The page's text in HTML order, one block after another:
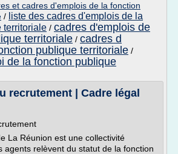
et cadres d'emplois de la fonction
/ liste des cadres d'emplois de la
territoriale / cadres d'emplois de
territoriale / cadres d
publique territoriale /
de la fonction publique
recrutement | Cadre légal
La Réunion est une collectivité
agents relèvent du statut de la fonction